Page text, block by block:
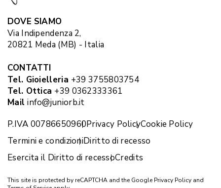
DOVE SIAMO
Via Indipendenza 2,
20821 Meda (MB) - Italia
CONTATTI
Tel. Gioielleria +39 3755803754
Tel. Ottica +39 0362333361
Mail info@juniorb.it
P.IVA 00786650960Privacy PolicyCookie Policy
Termini e condizioniDiritto di recesso
Esercita il Diritto di recessoCredits
This site is protected by reCAPTCHA and the Google Privacy Policy and